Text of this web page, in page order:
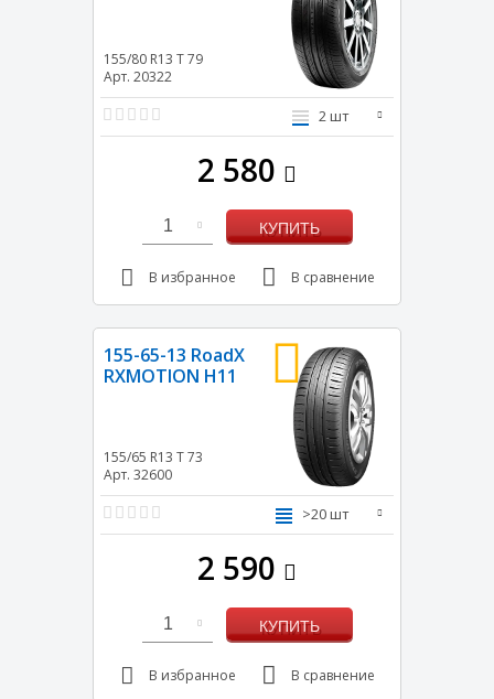
155/80 R13 T79
Арт. 20322
2 шт
2 580
1 КУПИТЬ
В избранное В сравнение
155-65-13 RoadX
RXMOTION H11
155/65 R13 T73
Арт. 32600
>20 шт
2 590
1 КУПИТЬ
В избранное В сравнение